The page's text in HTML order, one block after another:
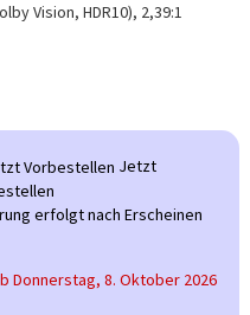
Vision, HDR10), 2,39:1
Jetzt
erfolgt nach Erscheinen
Donnerstag, 8. Oktober 2026